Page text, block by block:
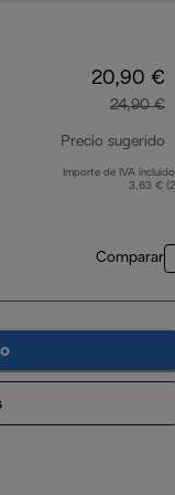
20,90 €
24,90 €
Precio sugerido
Importe de IVA
3,63 €
Comparar